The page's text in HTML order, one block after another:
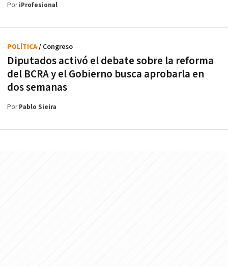
PoriProfesional
Diputados activó el debate sobre la reforma
del BCRA y el Gobierno busca aprobarla en
dos semanas
POLÍTICA/ Congreso
PorPablo Sieira